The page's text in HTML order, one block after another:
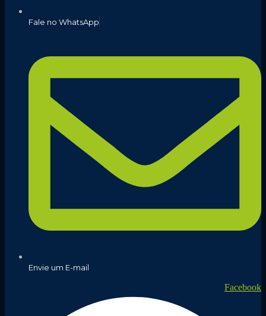
Fale no WhatsApp
Envie um E-mail
Facebook